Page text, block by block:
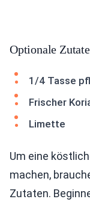
Optionale
1/4 Tasse
Frischer
Limette
Um eine
machen,
Zutaten.